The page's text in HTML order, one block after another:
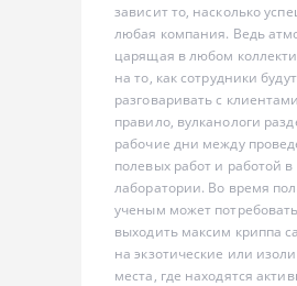
зависит то, насколько
любая компания. Ведь
царящая в любом
на то, как сотрудники будут
разговаривать с
правило, вулканологи
рабочие дни между
полевых работ и работой в
лаборатории. Во время
ученым может
выходить максим криппа
на экзотические или
места, где находятся